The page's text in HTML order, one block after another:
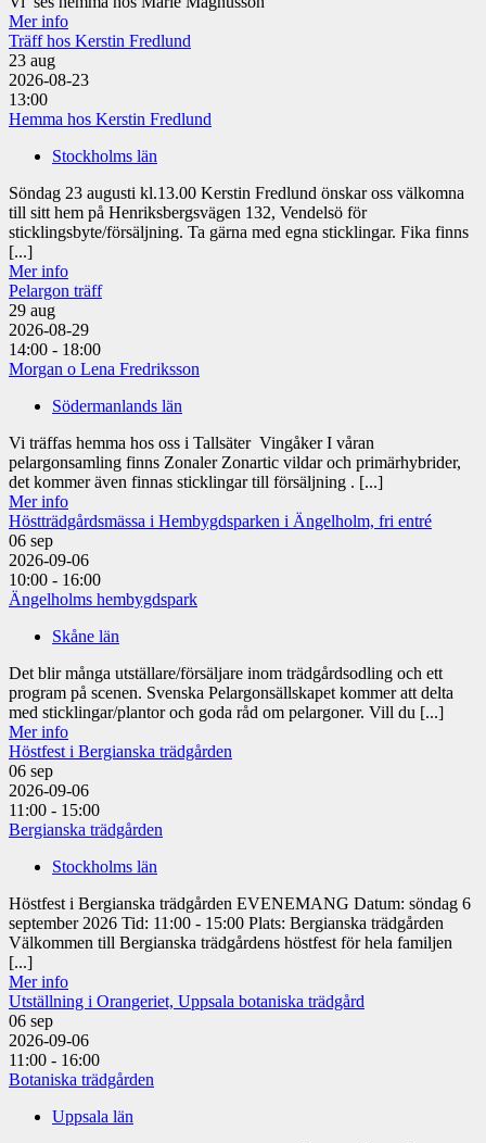
Mer info
Träff hos Kerstin Fredlund
23 aug
2026-08-23
13:00
Hemma hos Kerstin Fredlund
Stockholms län
Söndag 23 augusti kl.13.00 Kerstin Fredlund önskar oss välkomna
till sitt hem på Henriksbergsvägen 132, Vendelsö för
sticklingsbyte/försäljning. Ta gärna med egna sticklingar. Fika finns
[...]
Mer info
Pelargon träff
29 aug
2026-08-29
14:00 - 18:00
Morgan o Lena Fredriksson
Södermanlands län
Vi träffas hemma hos oss i Tallsäter Vingåker I våran
pelargonsamling finns Zonaler Zonartic vildar och primärhybrider,
det kommer även finnas sticklingar till försäljning . [...]
Mer info
Höstträdgårdsmässa i Hembygdsparken i Ängelholm, fri entré
06 sep
2026-09-06
10:00 - 16:00
Ängelholms hembygdspark
Skåne län
Det blir många utställare/försäljare inom trädgårdsodling och ett
program på scenen. Svenska Pelargonsällskapet kommer att delta
med sticklingar/plantor och goda råd om pelargoner. Vill du [...]
Mer info
Höstfest i Bergianska trädgården
06 sep
2026-09-06
11:00 - 15:00
Bergianska trädgården
Stockholms län
Höstfest i Bergianska trädgården EVENEMANG Datum: söndag 6
september 2026 Tid: 11:00 - 15:00 Plats: Bergianska trädgården
Välkommen till Bergianska trädgårdens höstfest för hela familjen
[...]
Mer info
Utställning i Orangeriet, Uppsala botaniska trädgård
06 sep
2026-09-06
11:00 - 16:00
Botaniska trädgården
Uppsala län